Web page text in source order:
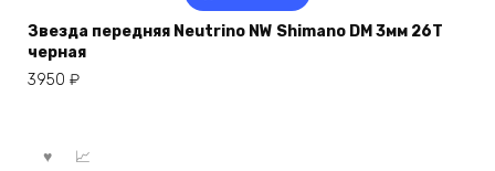
Звезда передняя Neutrino NW Shimano DM 3мм 26T
черная
3950 ₽